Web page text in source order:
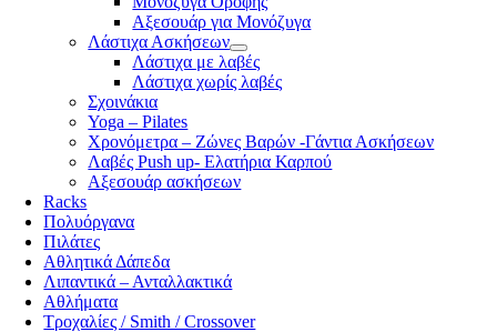
Αξεσουάρ για Μονόζυγα
Λάστιχα Ασκήσεων
Λάστιχα με λαβές
Λάστιχα χωρίς λαβές
Σχοινάκια
Yoga – Pilates
Χρονόμετρα – Ζώνες Βαρών -Γάντια Ασκήσεων
Λαβές Push up- Ελατήρια Καρπού
Αξεσουάρ ασκήσεων
Racks
Πολυόργανα
Πιλάτες
Αθλητικά Δάπεδα
Λιπαντικά – Ανταλλακτικά
Αθλήματα
Τροχαλίες / Smith / Crossover